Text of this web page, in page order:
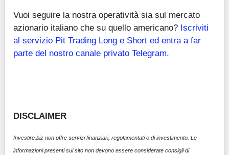
Vuoi seguire la nostra operatività sia sul mercato
azionario italiano che su quello americano? Iscriviti
al servizio Pit Trading Long e Short ed entra a far
parte del nostro canale privato Telegram.
DISCLAIMER
Investire.biz non offre servizi finanziari, regolamentati o di investimento. Le
informazioni presenti sul sito non devono essere considerate consigli di